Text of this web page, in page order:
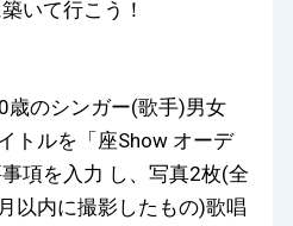
いて行こう！
歳のシンガー(歌手)男女
トルを「座Show オーデ
項を入力 し、写真2枚(全
以内に撮影したもの)歌唱